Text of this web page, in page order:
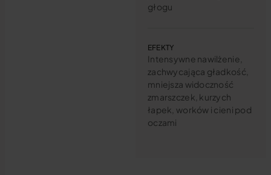
głogu
EFEKTY
Intensywne nawilżenie,
zachwycająca gładkość,
mniejsza widoczność
zmarszczek, kurzych
łapek, worków i cieni pod
oczami